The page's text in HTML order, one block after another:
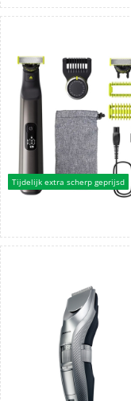
Tijdelijk extra scherp geprijsd